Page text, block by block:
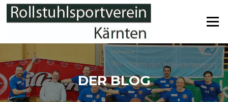
Zum
Inhalt
Menü
DER BLOG